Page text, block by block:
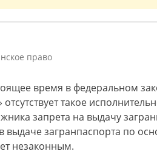
право
время в федеральном
такое
запрета на выдачу
выдаче загранпаспорта по
незаконным.